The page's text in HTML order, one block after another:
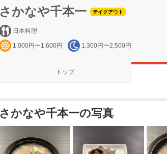
さかなや千本一 テイクアウト
日本料理
1,000円〜1,600円 1,300円〜2,500円
トップ
さかなや千本一の写真